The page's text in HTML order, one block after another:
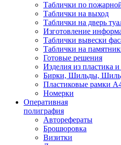
Таблички по
Таблички на выход
Таблички на дверь
Изготовление
Таблички вывески
Таблички на
Готовые решения
Изделия из пластика и
Бирки, Шильды,
Пластиковые рамки
Номерки
Оперативная
полиграфия
Авторефераты
Брошюровка
Визитки